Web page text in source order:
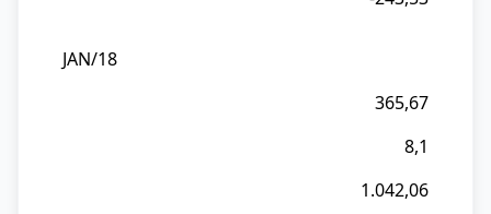
JAN/18
365,67
8,1
1.042,06